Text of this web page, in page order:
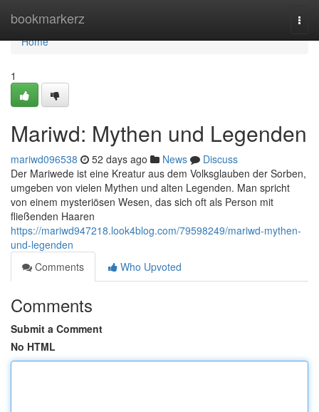
bookmarkerz
Home
Home
1
Mariwd: Mythen und Legenden
mariwd096538 52 days ago News
Discuss
Der Mariwede ist eine Kreatur aus dem Volksglauben der Sorben,
umgeben von vielen Mythen und alten Legenden. Man spricht
von einem mysteriösen Wesen, das sich oft als Person mit
fließenden Haaren
https://mariwd947218.look4blog.com/79598249/mariwd-mythen-
und-legenden
Comments
Who Upvoted
Comments
Submit a Comment
No HTML